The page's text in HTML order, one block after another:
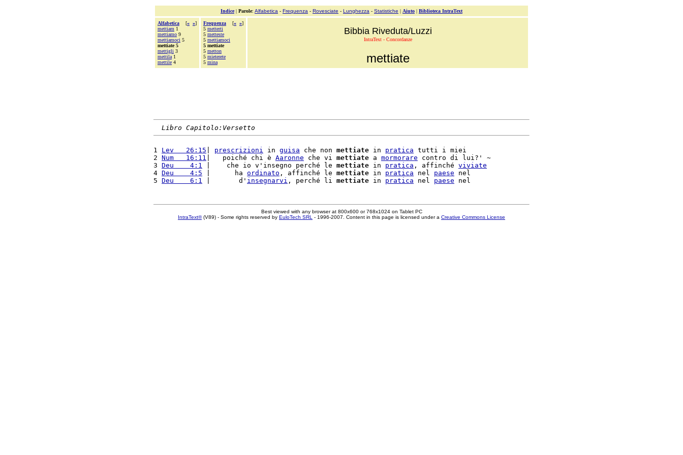
Indice| Parole: Alfabetica - Frequenza - Rovesciate - Lunghezza - Statistiche | Aiuto | Biblioteca IntraText
Alfabetica [« »]
mettiam 1
mettiamo 9
mettiamoci 5
mettiate 5
mettigli 3
mettila 1
mettile 4
Frequenza [« »]
5 metterti
5 metteste
5 mettiamoci
5 mettiate
5 metton
5 mieterete
5 mina
Bibbia Riveduta/Luzzi
IntraText - Concordanze
mettiate
Libro Capitolo:Versetto
1 Lev   26:15 prescrizioni in guisa che non mettiate in pratica tutti i miei
2 Num   16:11 |   poiché chi è Aaronne che vi mettiate a mormorare contro di lui?' ~
3 Deu    4:1 |    che io v'insegno perché le mettiate in pratica , affinché viviate
4 Deu    4:5 |      ha ordinato , affinché le mettiate in pratica nel paese nel
5 Deu    6:1 |       d' insegnarvi , perché li mettiate in pratica nel paese
Best viewed with any browser at 800x600 or 768x1024 on Tablet PC
IntraText®(V89) - Some rights reserved by EuloTech SRL - 1996-2007. Content in this page is licensed under a Creative Commons License